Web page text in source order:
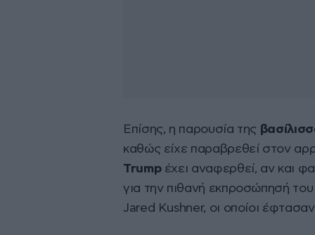
Επίσης, η παρουσία της
καθώς είχε παραβρεθεί στον
Trumpέχει αναφερθεί, αν και
για την πιθανή εκπροσώπησή
Jared Kushner, οι οποίοι